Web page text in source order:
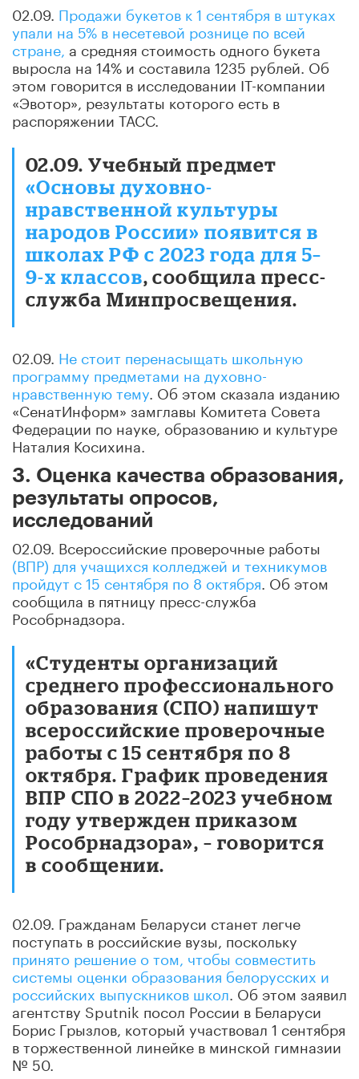
02.09. Продажи букетов к 1 сентября в штуках
упали на 5% в несетевой рознице по всей
стране, а средняя стоимость одного букета
выросла на 14% и составила 1235 рублей. Об
этом говорится в исследовании IT-компании
«Эвотор», результаты которого есть в
распоряжении ТАСС.
02.09. Учебный предмет
«Основы духовно-
нравственной культуры
народов России» появится в
школах РФ с 2023 года для 5–
9-х классов, сообщила пресс-
служба Минпросвещения.
02.09. Не стоит перенасыщать школьную
программу предметами на духовно-
нравственную тему . Об этом сказала изданию
«СенатИнформ» замглавы Комитета Совета
Федерации по науке, образованию и культуре
Наталия Косихина.
3. Оценка качества образования,
результаты опросов,
исследований
02.09. Всероссийские проверочные работы
(ВПР) для учащихся колледжей и техникумов
пройдут с 15 сентября по 8 октября . Об этом
сообщила в пятницу пресс-служба
Рособрнадзора.
«Студенты организаций
среднего профессионального
образования (СПО) напишут
всероссийские проверочные
работы с 15 сентября по 8
октября. График проведения
ВПР СПО в 2022–2023 учебном
году утвержден приказом
Рособрнадзора», – говорится
в сообщении.
02.09. Гражданам Беларуси станет легче
поступать в российские вузы, поскольку
принято решение о том, чтобы совместить
системы оценки образования белорусских и
российских выпускников школ . Об этом заявил
агентству Sputnik посол России в Беларуси
Борис Грызлов, который участвовал 1 сентября
в торжественной линейке в минской гимназии
№ 50.